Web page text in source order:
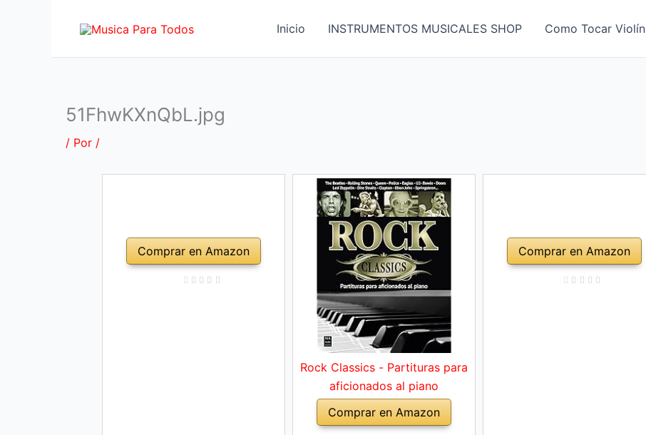
Inicio INSTRUMENTOS MUSICALES SHOP Como Tocar Violín
51FhwKXnQbL.jpg
/ Por /
Comprar en Amazon
Rock Classics - Partituras para
aficionados al piano
Comprar en Amazon
Comprar en Amazon